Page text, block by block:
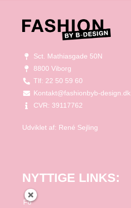
Sct. Mathiasgade 50N
8800 Viborg
Tlf: 22 50 59 60
Kontakt@fashionbyb-design.dk
CVR: 39117762
Udviklet af: René Sejling
NYTTIGE LINKS:
Forside